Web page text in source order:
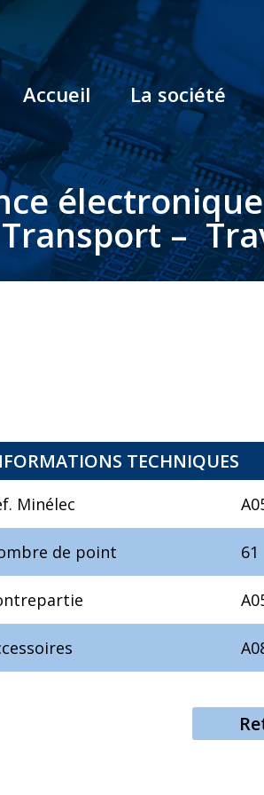
Accueil La société
–
TECHNIQUES
Minélec
de point 61